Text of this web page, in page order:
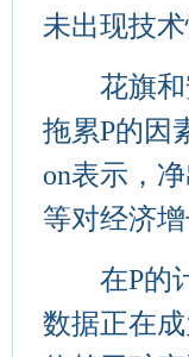
未出现技术
花旗和安
拖累P的因
on表示，
等对经济增
在P的计
数据正在